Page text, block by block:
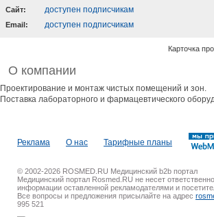
Cайт: доступен подписчикам
Email: доступен подписчикам
Карточка
О компании
Проектирование и монтаж чистых помещений и зон.
Поставка лабораторного и фармацевтического
Реклама О нас Тарифные планы
© 2002-2026 ROSMED.RU Медицинский b2b портал
Медицинский портал Rosmed.RU не несет
информации оставленной рекламодателями и
Все вопросы и предложения присылайте на адрес
995 521